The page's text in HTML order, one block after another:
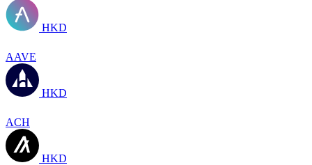
HKD
AAVE
HKD
ACH
HKD